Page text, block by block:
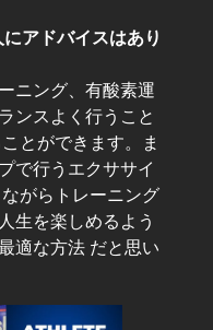
アドバイスはあり
ニング、有酸素運
ンスよく行うこと
とができます。ま
で行うエクササイ
がらトレーニング
生を楽しめるよう
適な方法 だと思い